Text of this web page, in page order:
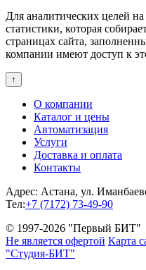
Для аналитических целей на
статистики, которая
страницах сайта,
компании имеют доступ к
↑
О компании
Каталог и цены
Автоматизация
Услуги
Доставка и оплата
Контакты
Адрес: Астана, ул.
Тел:+7 (7172) 73-49-90
© 1997-2026 "Первый БИТ"
Не является офертой Карта
"Студия-БИТ"